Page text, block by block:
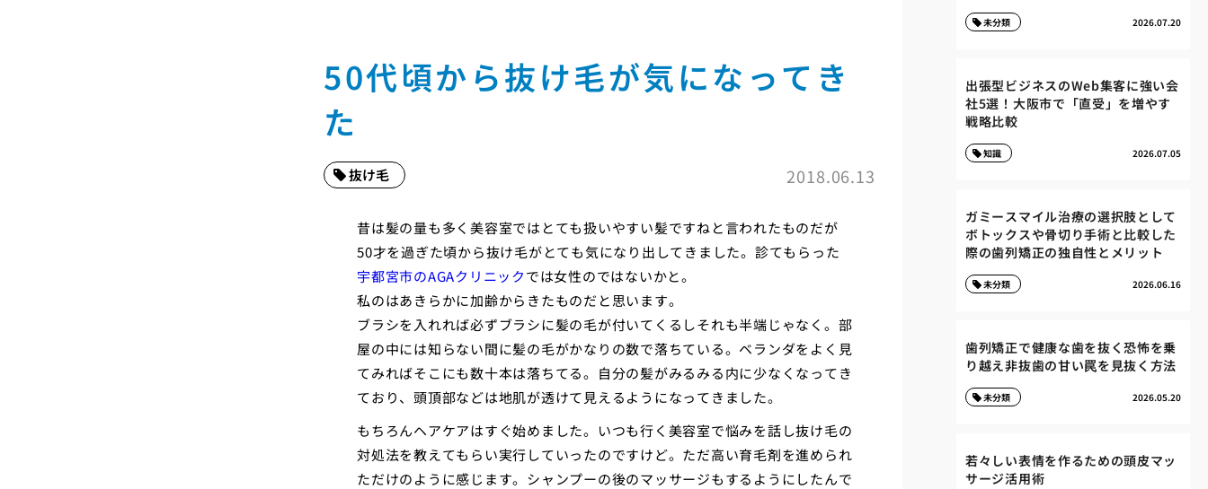
50代頃から抜け毛が気になってき
た
2018.06.13
抜け毛
昔は髪の量も多く美容室ではとても扱いやすい髪ですねと言われたものだが
50才を過ぎた頃から抜け毛がとても気になり出してきました。診てもらった
宇都宮市のAGAクリニックでは女性のではないかと。
私のはあきらかに加齢からきたものだと思います。
ブラシを入れれば必ずブラシに髪の毛が付いてくるしそれも半端じゃなく。部
屋の中には知らない間に髪の毛がかなりの数で落ちている。ベランダをよく見
てみればそこにも数十本は落ちてる。自分の髪がみるみる内に少なくなってき
ており、頭頂部などは地肌が透けて見えるようになってきました。
もちろんヘアケアはすぐ始めました。いつも行く美容室で悩みを話し抜け毛の
対処法を教えてもらい実行していったのですけど。ただ高い育毛剤を進められ
ただけのように感じます。シャンプーの後のマッサージもするようにしたんで
2026.07.20
未分類
出張型ビジネスのWeb集客に強い会
社5選！大阪市で「直受」を増やす
戦略比較
2026.07.05
知識
ガミースマイル治療の選択肢として
ボトックスや骨切り手術と比較した
際の歯列矯正の独自性とメリット
2026.06.16
未分類
歯列矯正で健康な歯を抜く恐怖を乗
り越え非抜歯の甘い罠を見抜く方法
2026.05.20
未分類
若々しい表情を作るための頭皮マッ
サージ活用術